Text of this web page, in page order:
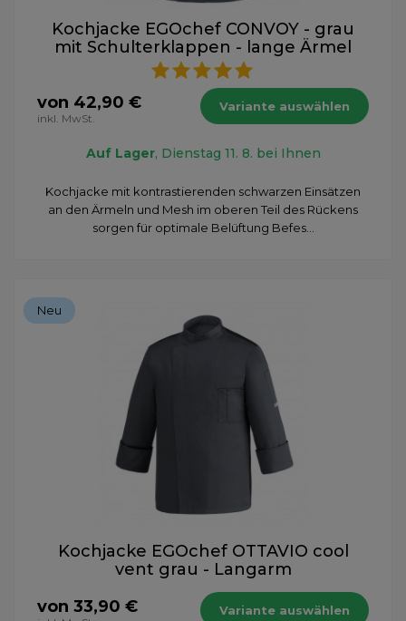
Kochjacke EGOchef CONVOY - grau
mit Schulterklappen - lange Ärmel
von 42,90 €
inkl. MwSt.
Variante auswählen
Auf Lager, Dienstag 11. 8. bei Ihnen
Kochjacke mit kontrastierenden schwarzen Einsätzen
an den Ärmeln und Mesh im oberen Teil des Rückens
sorgen für optimale Belüftung Befes...
Neu
Kochjacke EGOchef OTTAVIO cool
vent grau - Langarm
von 33,90 €
Variante auswählen